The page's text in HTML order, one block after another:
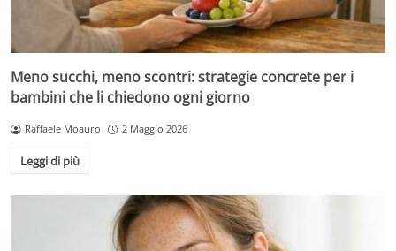
Meno succhi, meno scontri: strategie concrete per i
bambini che li chiedono ogni giorno
Raffaele Moauro 2 Maggio 2026
Leggi di più